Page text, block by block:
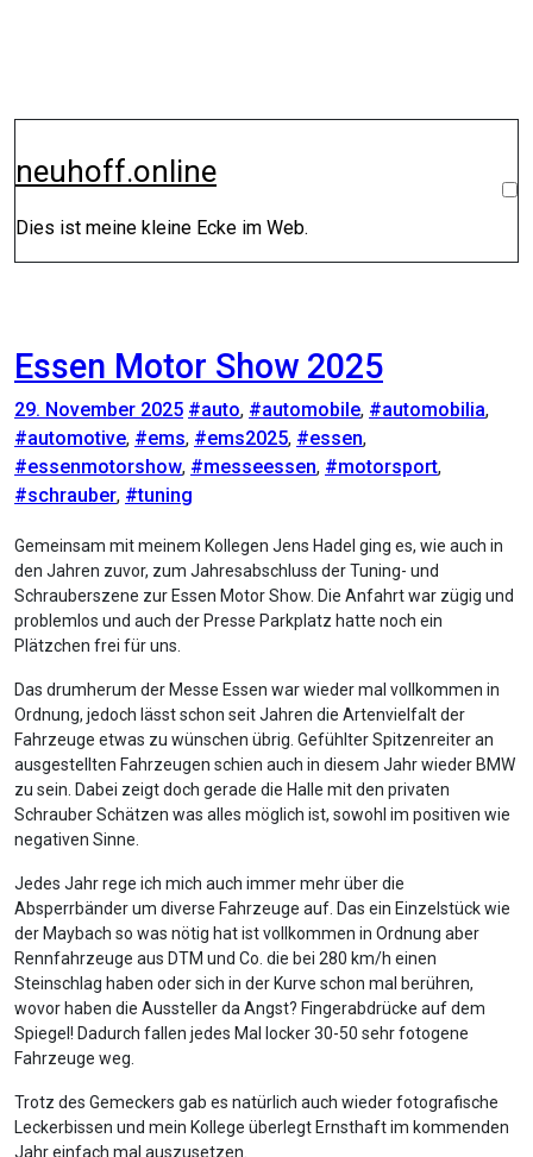
neuhoff.online
Dies ist meine kleine Ecke im Web.
Essen Motor Show 2025
29. November 2025 #auto, #automobile, #automobilia,
#automotive, #ems, #ems2025, #essen,
#essenmotorshow, #messeessen, #motorsport,
#schrauber, #tuning
Gemeinsam mit meinem Kollegen Jens Hadel ging es, wie auch in
den Jahren zuvor, zum Jahresabschluss der Tuning- und
Schrauberszene zur Essen Motor Show. Die Anfahrt war zügig und
problemlos und auch der Presse Parkplatz hatte noch ein
Plätzchen frei für uns.
Das drumherum der Messe Essen war wieder mal vollkommen in
Ordnung, jedoch lässt schon seit Jahren die Artenvielfalt der
Fahrzeuge etwas zu wünschen übrig. Gefühlter Spitzenreiter an
ausgestellten Fahrzeugen schien auch in diesem Jahr wieder BMW
zu sein. Dabei zeigt doch gerade die Halle mit den privaten
Schrauber Schätzen was alles möglich ist, sowohl im positiven wie
negativen Sinne.
Jedes Jahr rege ich mich auch immer mehr über die
Absperrbänder um diverse Fahrzeuge auf. Das ein Einzelstück wie
der Maybach so was nötig hat ist vollkommen in Ordnung aber
Rennfahrzeuge aus DTM und Co. die bei 280 km/h einen
Steinschlag haben oder sich in der Kurve schon mal berühren,
wovor haben die Aussteller da Angst? Fingerabdrücke auf dem
Spiegel! Dadurch fallen jedes Mal locker 30-50 sehr fotogene
Fahrzeuge weg.
Trotz des Gemeckers gab es natürlich auch wieder fotografische
Leckerbissen und mein Kollege überlegt Ernsthaft im kommenden
Jahr einfach mal auszusetzen.